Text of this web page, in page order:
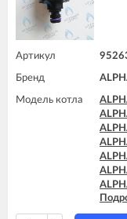
Артикул
Бренд
Модель котла